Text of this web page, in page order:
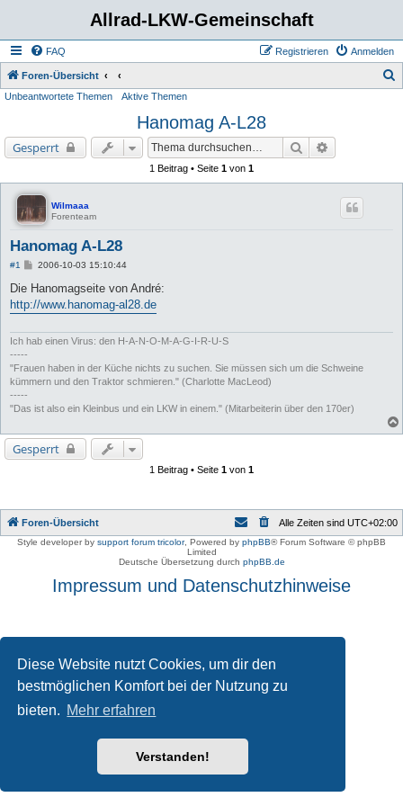
Diese Website nutzt Cookies, um dir den
bestmöglichen Komfort bei der Nutzung zu
bieten. Mehr erfahren
Verstanden!
Allrad-LKW-Gemeinschaft
FAQ Anmelden
Registrieren
Foren-Übersicht
Unbeantwortete Themen Aktive Themen
Hanomag A-L28
Gesperrt Suche
1 Beitrag • Seite 1 von 1
Wilmaaa
Forenteam
Hanomag A-L28
#1
B
i
r
2006-10-03 15:10:44
Die Hanomagseite von André:
http://www.hanomag-al28.de
Ich hab einen Virus: den H-A-N-O-M-A-G-I-R-U-S
-----
"Frauen haben in der Küche nichts zu suchen. Sie müssen sich um die Schweine
kümmern und den Traktor schmieren." (Charlotte MacLeod)
-----
"Das ist also ein Kleinbus und ein LKW in einem." (Mitarbeiterin über den 170er)
Gesperrt
1 Beitrag • Seite 1 von 1
Foren-Übersicht Alle Zeiten sind UTC+02:00
Style developer by support forum tricolor, Powered by phpBB® Forum Software © phpBB
Limited
Deutsche Übersetzung durch phpBB.de
Impressum und Datenschutzhinweise